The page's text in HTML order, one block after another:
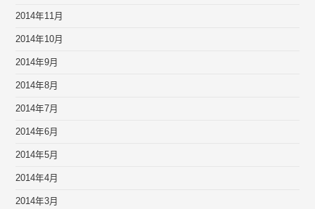
2014年11月
2014年10月
2014年9月
2014年8月
2014年7月
2014年6月
2014年5月
2014年4月
2014年3月